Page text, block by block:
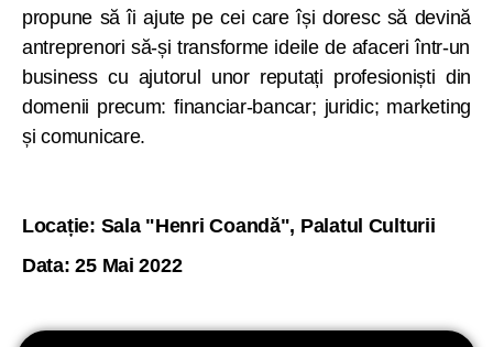
propune să îi ajute pe cei care își doresc să devină
antreprenori să-și transforme ideile de afaceri într-un
business cu ajutorul unor reputați profesioniști din
domenii precum: financiar-bancar; juridic; marketing
și comunicare.
Locație: Sala "Henri Coandă", Palatul Culturii
Data: 25 Mai 2022